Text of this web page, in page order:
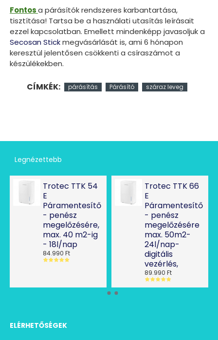
Fontosa párásítók rendszeres karbantartása,
tisztítása! Tartsa be a használati utasítás leírásait
ezzel kapcsolatban. Emellett mindenképp javasoljuk a
Secosan Stickmegvásárlását is, ami 6 hónapon
keresztül jelentősen csökkenti a csíraszámot a
készülékekben.
CÍMKÉK: párásítás Párásító száraz leveg
Legnézettebb
Trotec TTK 54
E
Páramentesítő
- penész
megelőzésére,
max. 40 m2-ig
- 18l/nap
84.990 Ft
Trotec TTK 66
E
Páramentesítő
- penész
megelőzésére
max. 50m2-
24l/nap-
digitális
vezérlés,
89.990 Ft
ELÉRHETŐSÉGEK